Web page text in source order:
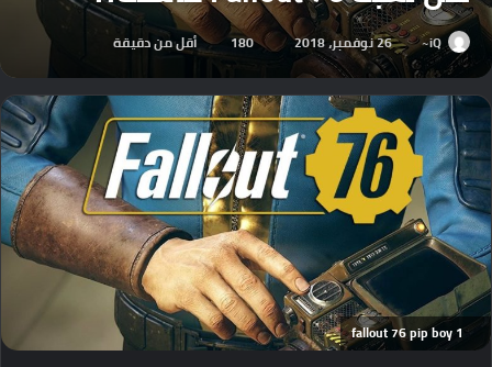
iQ~ 26 نوفمبر، 2018 180 أقل من دقيقة